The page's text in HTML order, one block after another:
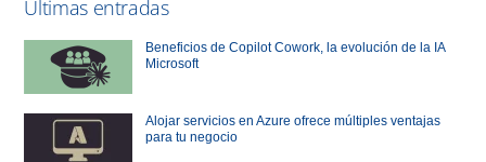
Últimas entradas
Beneficios de Copilot Cowork, la evolución de la IA
Microsoft
Alojar servicios en Azure ofrece múltiples ventajas
para tu negocio